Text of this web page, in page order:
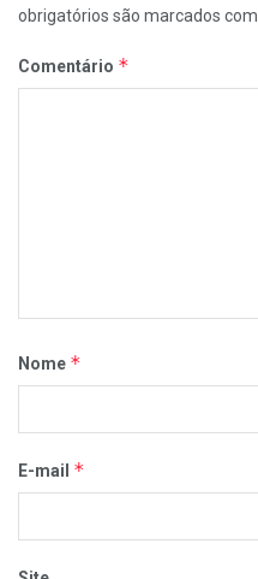
obrigatórios são marcados com
Comentário *
Nome *
E-mail *